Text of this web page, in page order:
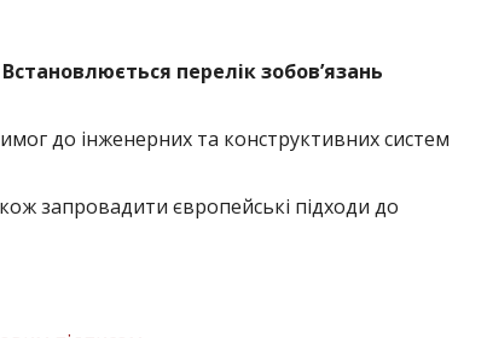
перелік зобов’язань
до інженерних та конструктивних систем
запровадити європейські підходи до